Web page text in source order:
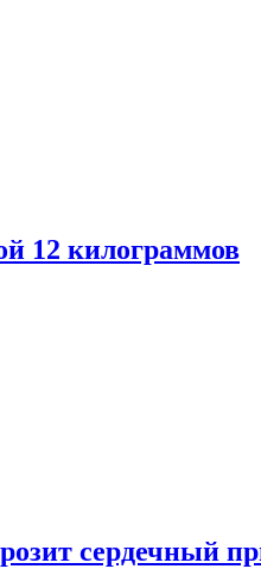
12 килограммов
сердечный